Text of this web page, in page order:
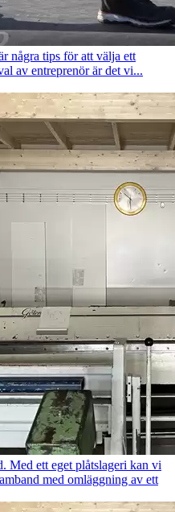
några tips för att välja ett
av entreprenör är det vi...
Med ett eget plåtslageri kan vi
med omläggning av ett